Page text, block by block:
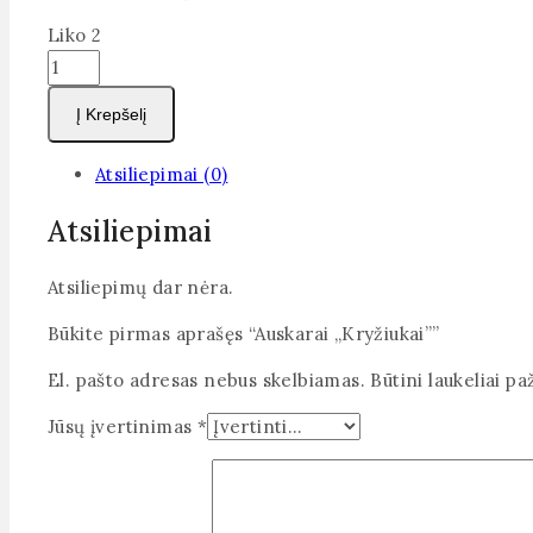
Liko 2
produkto
kiekis:
Auskarai
„Kryžiukai”
Į Krepšelį
Atsiliepimai (0)
Atsiliepimai
Atsiliepimų dar nėra.
Būkite pirmas aprašęs “Auskarai „Kryžiukai””
El. pašto adresas nebus skelbiamas. Būtini laukeliai
Jūsų įvertinimas *